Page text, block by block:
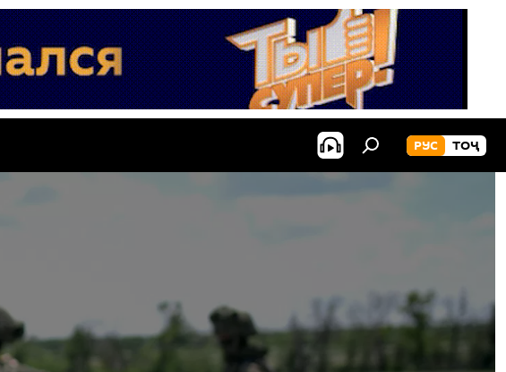
РУС ТОҶ